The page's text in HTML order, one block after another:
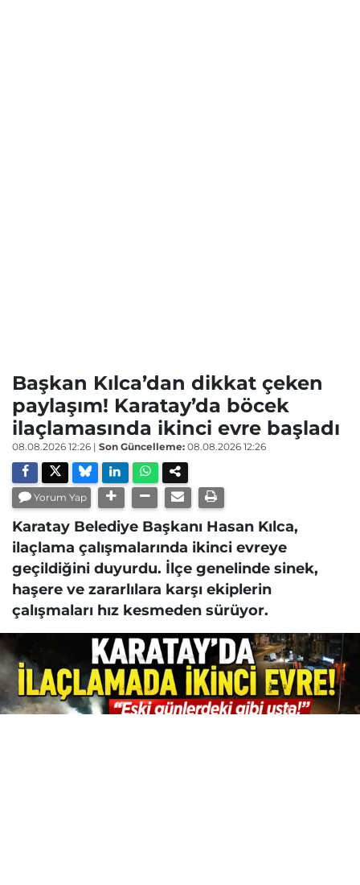
Başkan Kılca’dan dikkat çeken
paylaşım! Karatay’da böcek
ilaçlamasında ikinci evre başladı
08.08.2026 12:26 | Son Güncelleme: 08.08.2026 12:26
Yorum Yap
Karatay Belediye Başkanı Hasan Kılca,
ilaçlama çalışmalarında ikinci evreye
geçildiğini duyurdu. İlçe genelinde sinek,
haşere ve zararlılara karşı ekiplerin
çalışmaları hız kesmeden sürüyor.